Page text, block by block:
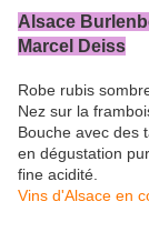
Alsace
Marcel Deiss
Robe rubis
Nez sur la
Bouche avec des
en dégustation
fine acidité.
Vins d'Alsace en